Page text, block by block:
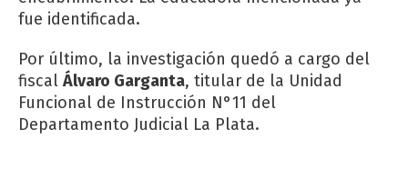
fue identificada.
Por último, la investigación quedó a cargo del
fiscal Álvaro Garganta, titular de la Unidad
Funcional de Instrucción N°11 del
Departamento Judicial La Plata.